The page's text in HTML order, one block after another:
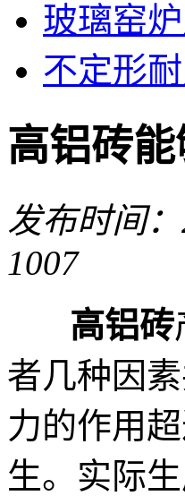
玻璃窑
不定形
高铝砖
发布时间
1007
高铝砖
者几种因
力的作用
生。实际